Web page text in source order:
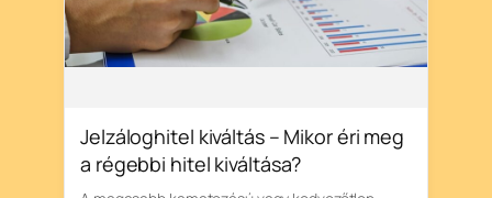
Jelzáloghitel kiváltás – Mikor éri meg
a régebbi hitel kiváltása?